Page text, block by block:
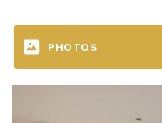
PHOTOS